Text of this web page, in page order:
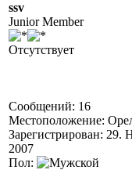
ssv
Junior Member
Отсутствует
Сообщений: 16
Местоположение:
Зарегистрирован: 29.
2007
Пол: